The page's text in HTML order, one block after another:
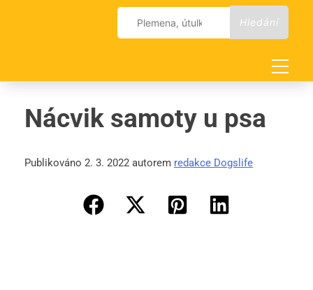
Vyhledávání
Nácvik samoty u psa
Publikováno 2. 3. 2022 autorem redakce Dogslife